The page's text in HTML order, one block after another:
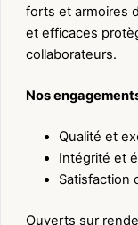
forts et armoires
et efficaces
collaborateurs.
Nos
Qualité et
Intégrité et
Satisfaction
Ouverts sur